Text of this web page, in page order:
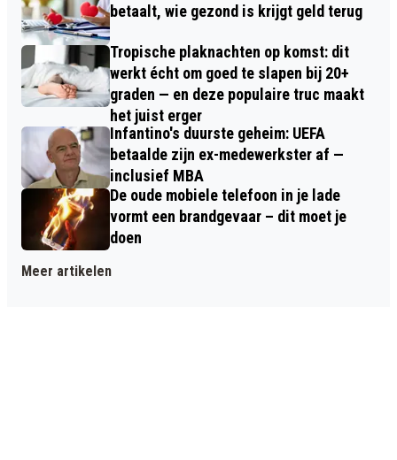
betaalt, wie gezond is krijgt geld terug
Tropische plaknachten op komst: dit
werkt écht om goed te slapen bij 20+
graden — en deze populaire truc maakt
het juist erger
Infantino's duurste geheim: UEFA
betaalde zijn ex-medewerkster af —
inclusief MBA
De oude mobiele telefoon in je lade
vormt een brandgevaar – dit moet je
doen
Meer artikelen